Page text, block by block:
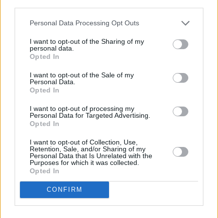
Personal Data Processing Opt Outs
I want to opt-out of the Sharing of my
personal data.
Opted In
I want to opt-out of the Sale of my
Personal Data.
Opted In
I want to opt-out of processing my
Personal Data for Targeted Advertising.
Opted In
I want to opt-out of Collection, Use,
Retention, Sale, and/or Sharing of my
Personal Data that Is Unrelated with the
Purposes for which it was collected.
Opted In
CONFIRM
vivienda pública y la cesión obligatoria para
generar suelo edificable, con el fin de dar
respuesta a la crisis habitacional del archipiélago.
Con todo, la propuesta también ha contemplado
10.000 habitantes, con el aumento de las
posibilidades de construir en asentamientos rurales
y la centralización de los servicios básicos.
Finalmente, para el sector primario se han
actividades agrarias y se ha consolidado el
régimen de declaraciones responsables y
comunicaciones previas, con el fin de aportar
mayor seguridad jurídica a los emprendedores en
el sector primario de Canarias.